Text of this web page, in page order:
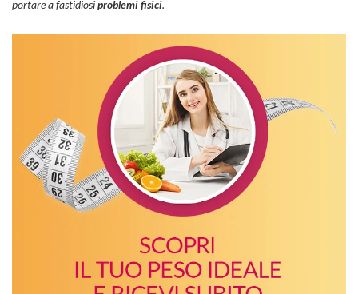
portare a fastidiosiproblemi fisici.